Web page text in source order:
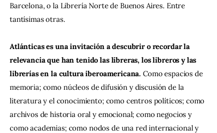
Barcelona, o la Librería Norte de Buenos Aires. Entre
tantísimas otras.
Atlánticas es una invitación a descubrir o recordar la
relevancia que han tenido las libreras, los libreros y las
librerías en la cultura iberoamericana. Como espacios de
memoria; como núcleos de difusión y discusión de la
literatura y el conocimiento; como centros políticos; como
archivos de historia oral y emocional; como negocios y
como academias; como nodos de una red internacional y